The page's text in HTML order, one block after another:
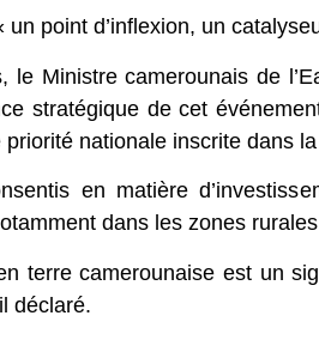
point d’inflexion, un
Ministre camerounais de
stratégique de cet
nationale inscrite dans
en matière
dans les zones
terre camerounaise est un
déclaré.